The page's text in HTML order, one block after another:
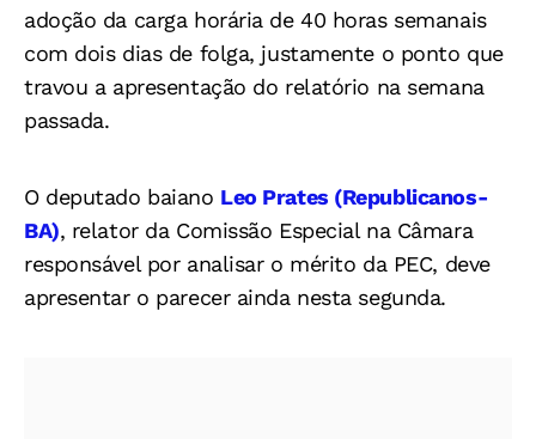
adoção da carga horária de 40 horas semanais
com dois dias de folga, justamente o ponto que
travou a apresentação do relatório na semana
passada.
O deputado baiano Leo Prates (Republicanos-
BA), relator da Comissão Especial na Câmara
responsável por analisar o mérito da PEC, deve
apresentar o parecer ainda nesta segunda.